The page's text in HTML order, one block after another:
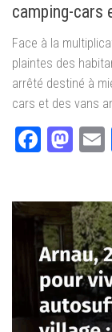
camping-cars
Face à la
plaintes des
arrêté destiné à
cars et des vans